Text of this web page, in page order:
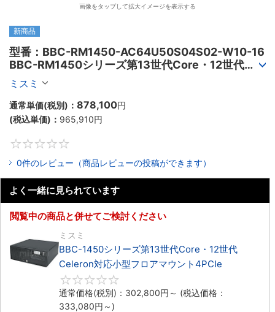
画像をタップして拡大イメージを表示する
新商品
型番：BBC-RM1450-AC64U50S04S02-W10-16
BBC-RM1450シリーズ第13世代Core・12世代
Celeron対応ラックマウント4PCIe
ミスミ
通常単価(税別)： 878,100円
(税込単価)： 965,910円
0件のレビュー（商品レビューの投稿ができます）
よく一緒に見られています
閲覧中の商品と併せてご検討ください
ミスミ
BBC-1450シリーズ第13世代Core・12世代
Celeron対応小型フロアマウント4PCIe
通常価格(税別)： 302,800円 ～ (税込価格：
333,080円 ～)